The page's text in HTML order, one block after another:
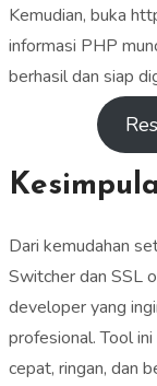
Kemudian, buka
informasi PHP
berhasil dan siap
Dari kemudahan
Switcher dan SSL
developer yang
profesional. Tool
cepat, ringan, dan